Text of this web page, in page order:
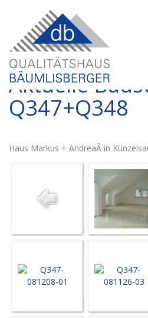
Aktuelle
Q347+Q348
Haus Markus + AndreaÂ in